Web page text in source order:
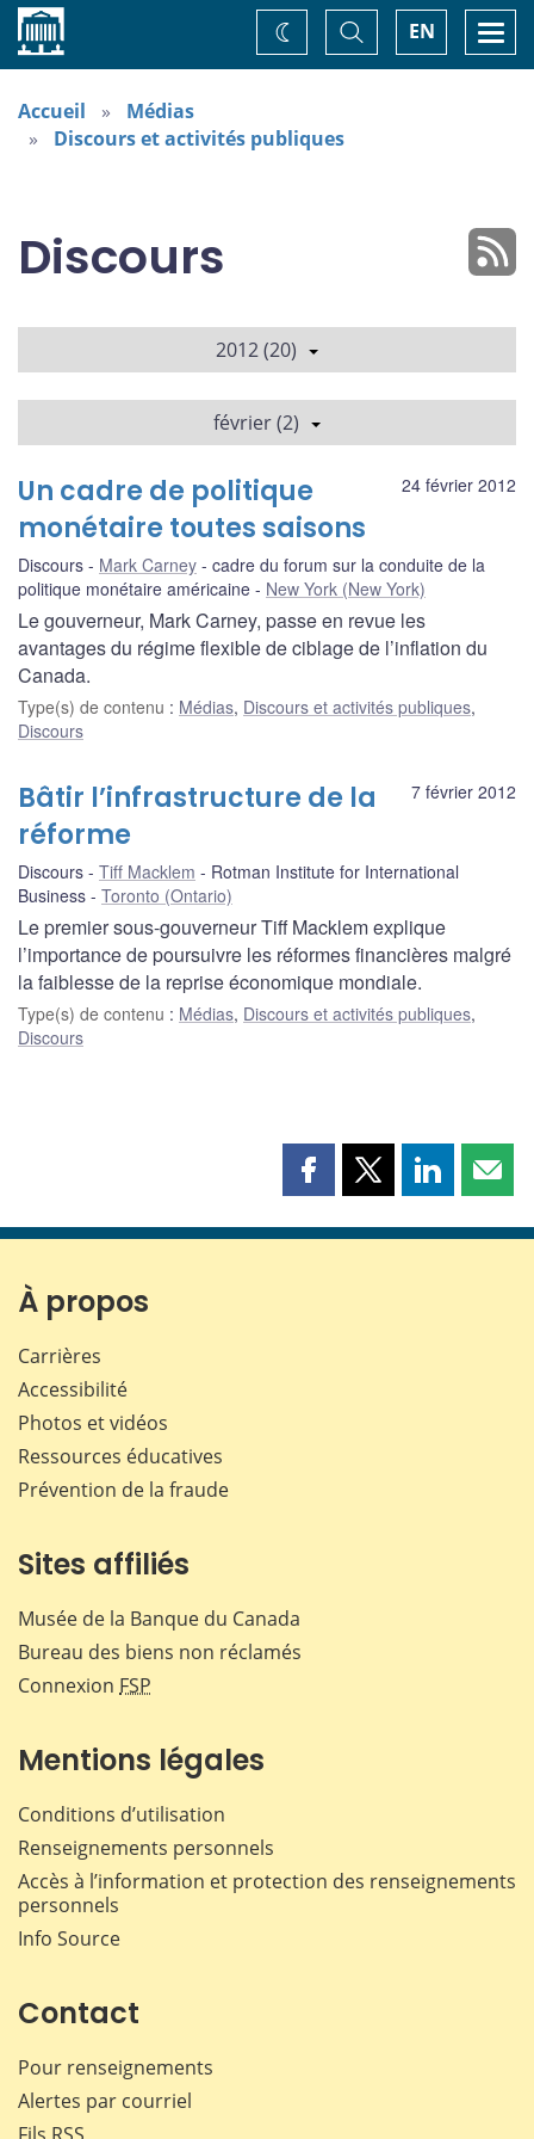
Accueil EN
Basculer
la
recherche
Changez
de
Accueil
Médias
Discours et activités publiques
Discours
2012 (20)
février (2)
24 février 2012
Un cadre de politique
monétaire toutes saisons
Discours Mark Carney
cadre du forum sur la conduite de la
politique monétaire américaine
New York (New York)
Le gouverneur, Mark Carney, passe en revue les
avantages du régime flexible de ciblage de l’inflation du
Canada.
Type(s) de contenu : Médias, Discours et activités publiques,
Discours
7 février 2012
Bâtir l’infrastructure de la
réforme
Discours Tiff Macklem
Rotman Institute for International
Business
Toronto (Ontario)
Le premier sous-gouverneur Tiff Macklem explique
l’importance de poursuivre les réformes financières malgré
la faiblesse de la reprise économique mondiale.
Type(s) de contenu : Médias, Discours et activités publiques,
Discours
Partager
page
Partager
page
Partager
page page
À propos
Carrières
Accessibilité
Photos et vidéos
Ressources éducatives
Prévention de la fraude
Sites affiliés
Musée de la Banque du Canada
Bureau des biens non réclamés
Connexion FSP
Mentions légales
Conditions d’utilisation
Renseignements personnels
Accès à l’information et protection des renseignements
personnels
Info Source
Contact
Pour renseignements
Alertes par courriel